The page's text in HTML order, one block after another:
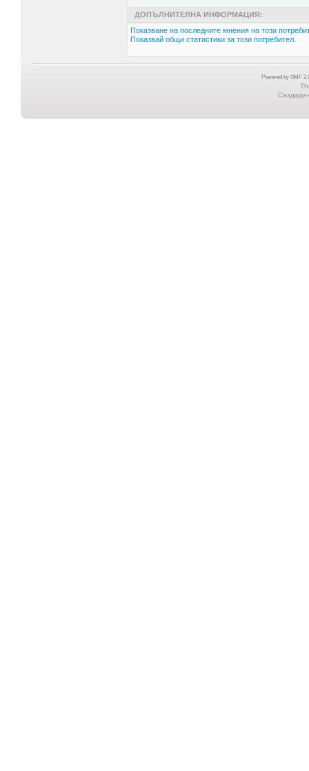
ДОПЪЛНИТЕЛНА ИНФОРМАЦИЯ:
Показване на последните мнения на този
Показвай общи статистики за този потребител.
Powered by SMF